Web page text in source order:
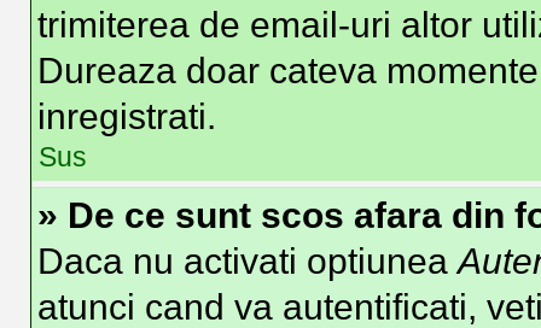
trimiterea de email-uri altor
Dureaza doar cateva
inregistrati.
Sus
» De ce sunt scos afara din
Daca nu activati optiunea
atunci cand va autentificati,